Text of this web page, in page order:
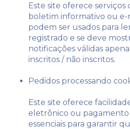
Este site oferece serviços
boletim informativo ou e-
podem ser usados ​​para
registrado e se deve
notificações válidas
inscritos / não inscritos.
Pedidos processando
Este site oferece
eletrônico ou pagamento
essenciais para garantir